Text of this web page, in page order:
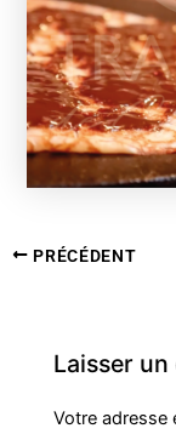
PRÉCÉDENT
Laisser
Votre adresse